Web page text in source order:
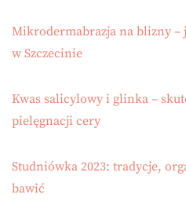
Mikrodermabrazja na blizny –
w Szczecinie
Kwas salicylowy i glinka –
pielęgnacji cery
Studniówka 2023: tradycje,
bawić